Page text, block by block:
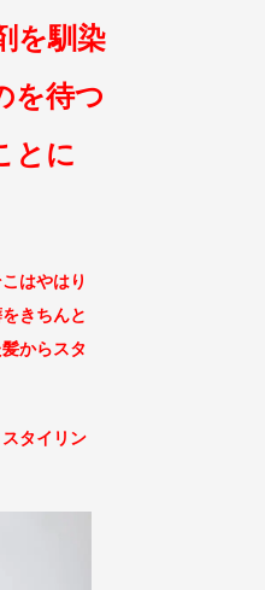
を馴染
を待つ
とに
はやはり
きちんと
からスタ
タイリン